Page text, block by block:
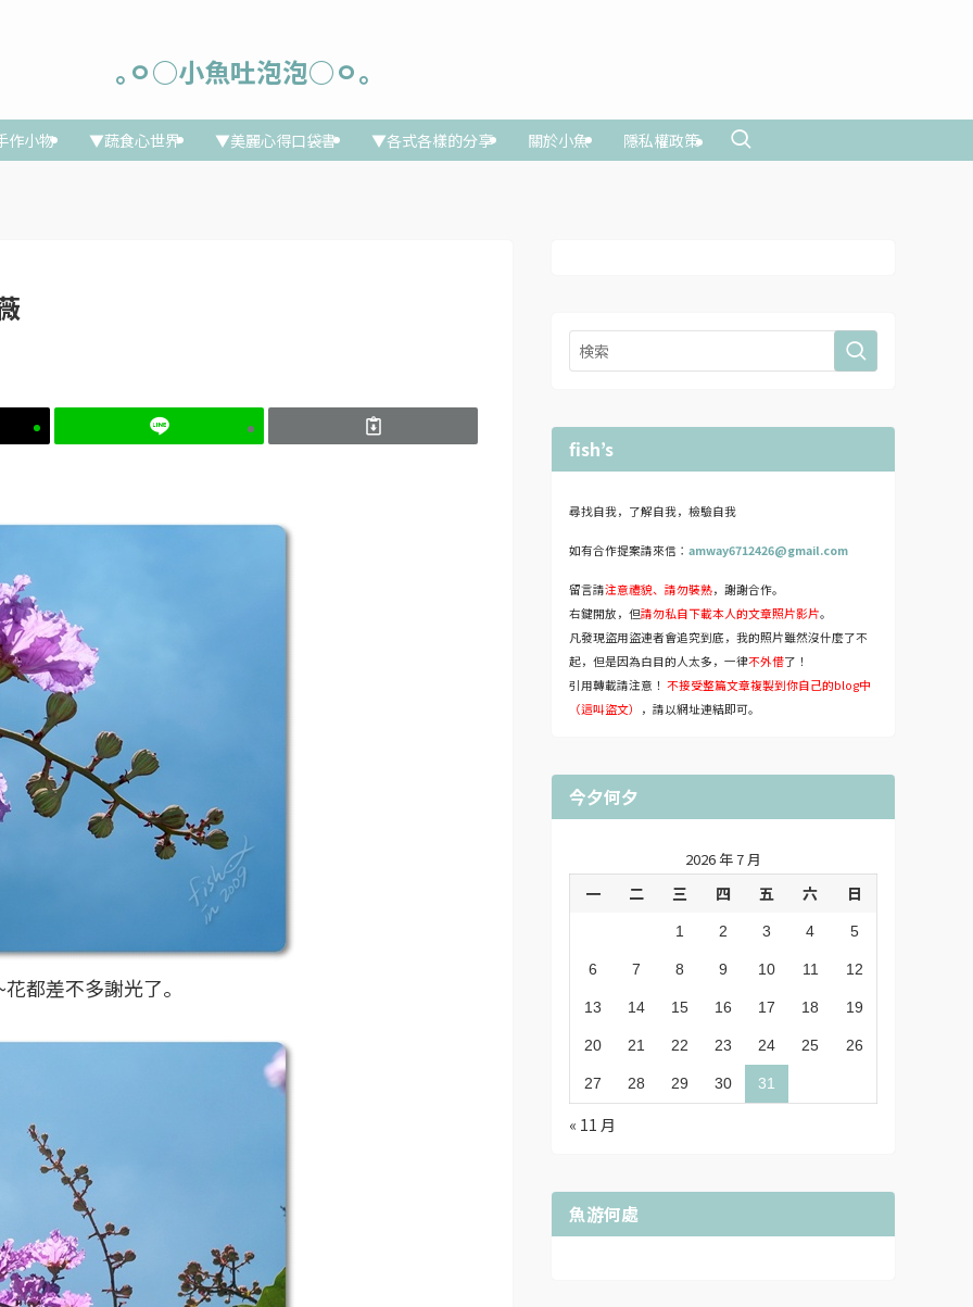
｡ㅇ○小魚吐泡泡○ㅇ｡
小物 ▼蔬食心世界 ▼美麗心得口袋書 ▼各式各樣的分享 關於小魚 隱私權政策
都差不多謝光了。
fish’s
尋找自我，了解自我，檢驗自我
如有合作提案請來信： amway6712426@gmail.com
留言請注意禮貌、請勿裝熟，謝謝合作。
右鍵開放，但請勿私自下載本人的文章照片影片。
凡發現盜用盜連者會追究到底，我的照片雖然沒什麼了不
起，但是因為白目的人太多，一律不外借了！
引用轉載請注意！ 不接受整篇文章複製到你自己的blog中
（這叫盜文）
，請以網址連結即可。
今夕何夕
2026 年 7 月
一 二 三 四 五 六 日
1 2 3 4 5
6 7 8 9 10 11 12
13 14 15 16 17 18 19
20 21 22 23 24 25 26
27 28 29 30 31
« 11 月
魚游何處